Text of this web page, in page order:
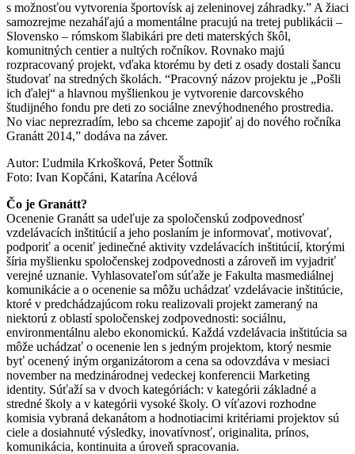
s možnosťou vytvorenia športovísk aj zeleninovej záhradky.” A žiaci
samozrejme nezaháľajú a momentálne pracujú na tretej publikácii –
Slovensko – rómskom šlabikári pre deti materských škôl,
komunitných centier a nultých ročníkov. Rovnako majú
rozpracovaný projekt, vďaka ktorému by deti z osady dostali šancu
študovať na stredných školách. “Pracovný názov projektu je „Pošli
ich ďalej“ a hlavnou myšlienkou je vytvorenie darcovského
študijného fondu pre deti zo sociálne znevýhodneného prostredia.
No viac neprezradím, lebo sa chceme zapojiť aj do nového ročníka
Granátt 2014,” dodáva na záver.
Autor: Ľudmila Krkošková, Peter Šottník
Foto: Ivan Kopčáni, Katarína Acélová
Čo je Granátt?
Ocenenie Granátt sa udeľuje za spoločenskú zodpovednosť
vzdelávacích inštitúcií a jeho poslaním je informovať, motivovať,
podporiť a oceniť jedinečné aktivity vzdelávacích inštitúcií, ktorými
šíria myšlienku spoločenskej zodpovednosti a zároveň im vyjadriť
verejné uznanie. Vyhlasovateľom súťaže je Fakulta masmediálnej
komunikácie a o ocenenie sa môžu uchádzať vzdelávacie inštitúcie,
ktoré v predchádzajúcom roku realizovali projekt zameraný na
niektorú z oblastí spoločenskej zodpovednosti: sociálnu,
environmentálnu alebo ekonomickú. Každá vzdelávacia inštitúcia sa
môže uchádzať o ocenenie len s jedným projektom, ktorý nesmie
byť ocenený iným organizátorom a cena sa odovzdáva v mesiaci
november na medzinárodnej vedeckej konferencii Marketing
identity. Súťaží sa v dvoch kategóriách: v kategórii základné a
stredné školy a v kategórii vysoké školy. O víťazovi rozhodne
komisia vybraná dekanátom a hodnotiacimi kritériami projektov sú
ciele a dosiahnuté výsledky, inovatívnosť, originalita, prínos,
komunikácia, kontinuita a úroveň spracovania.